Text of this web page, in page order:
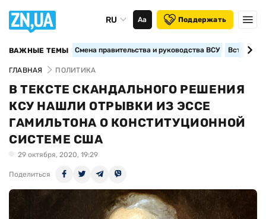
RU Аа Поддержать
ВАЖНЫЕ ТЕМЫ Смена правительства и руководства ВСУ
ГЛАВНАЯ ПОЛИТИКА
В ТЕКСТЕ СКАНДАЛЬНОГО РЕШЕНИЯ
КСУ НАШЛИ ОТРЫВКИ ИЗ ЭССЕ
ГАМИЛЬТОНА О КОНСТИТУЦИОННОЙ
СИСТЕМЕ США
29 октября, 2020, 19:29
Поделиться